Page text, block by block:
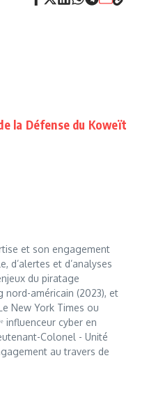
la Défense du Koweït
et son engagement
d’alertes et d’analyses
du piratage
nord-américain (2023), et
New York Times ou
influenceur cyber en
Colonel - Unité
au travers de